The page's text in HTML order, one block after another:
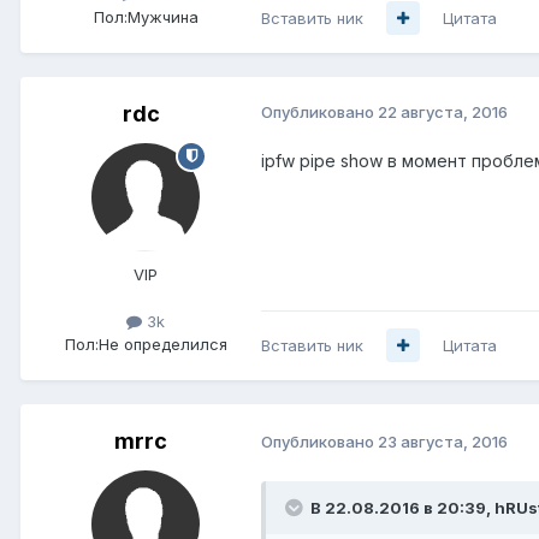
Пол:Мужчина Вставить ник Цитата
rdc
VIP
3k
Пол:Не определился
Опубликовано 22 августа, 2016
ipfw pipe show в момент
Вставить ник Цитата
mrrc Опубликовано 23 августа, 2016
В 22.08.2016 в 20:39,